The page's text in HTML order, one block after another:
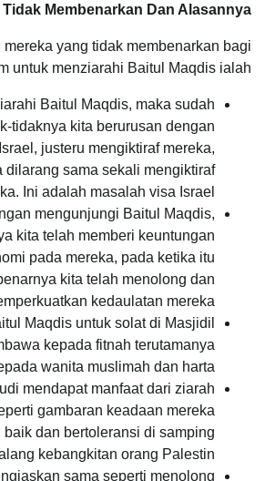
Membenarkan Dan Alasannya.
yang tidak membenarkan bagi
untuk menziarahi Baitul Maqdis ialah :
Baitul Maqdis, maka sudah
tidaknya kita berurusan dengan
justeru mengiktiraf mereka,
dilarang sama sekali mengiktiraf
Ini adalah masalah visa Israel.
mengunjungi Baitul Maqdis,
kita telah memberi keuntungan
pada mereka, pada ketika itu
kita telah menolong dan
kedaulatan mereka.
Maqdis untuk solat di Masjidil
kepada fitnah terutamanya
wanita muslimah dan harta.
mendapat manfaat dari ziarah
gambaran keadaan mereka
baik dan bertoleransi di samping
kebangkitan orang Palestin.
sama seperti menolong